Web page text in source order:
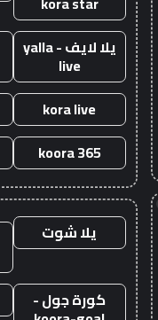
يلا لايف - yalla
live
kora live
koora 365
يلا شوت
كورة جول -